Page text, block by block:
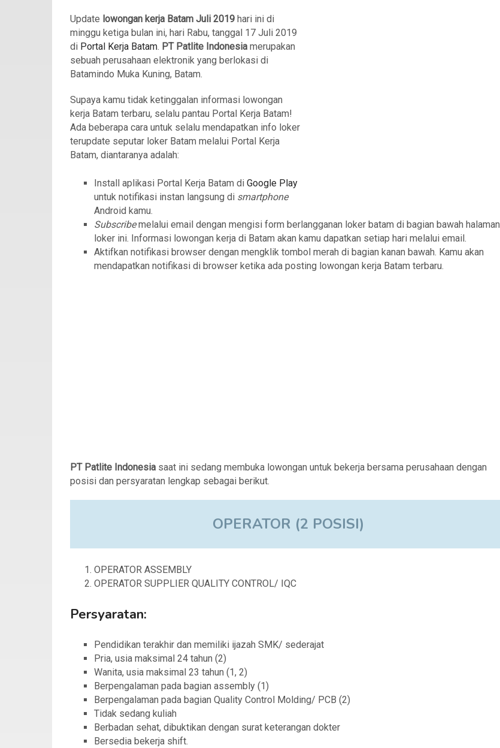
Update lowongan kerja Batam Juli 2019 hari ini di
minggu ketiga bulan ini, hari Rabu, tanggal 17 Juli 2019
di Portal Kerja Batam. PT Patlite Indonesia merupakan
sebuah perusahaan elektronik yang berlokasi di
Batamindo Muka Kuning, Batam.
Supaya kamu tidak ketinggalan informasi lowongan
kerja Batam terbaru, selalu pantau Portal Kerja Batam!
Ada beberapa cara untuk selalu mendapatkan info loker
terupdate seputar loker Batam melalui Portal Kerja
Batam, diantaranya adalah:
Install aplikasi Portal Kerja Batam di Google Play
untuk notifikasi instan langsung di smartphone
Android kamu.
Subscribemelalui email dengan mengisi form berlangganan loker batam di bagian bawah halaman
loker ini. Informasi lowongan kerja di Batam akan kamu dapatkan setiap hari melalui email.
Aktifkan notifikasi browser dengan mengklik tombol merah di bagian kanan bawah. Kamu akan
mendapatkan notifikasi di browser ketika ada posting lowongan kerja Batam terbaru.
PT Patlite Indonesia saat ini sedang membuka lowongan untuk bekerja bersama perusahaan dengan
posisi dan persyaratan lengkap sebagai berikut.
OPERATOR (2 POSISI)
OPERATOR ASSEMBLY
OPERATOR SUPPLIER QUALITY CONTROL/ IQC
Persyaratan:
Pendidikan terakhir dan memiliki ijazah SMK/ sederajat
Pria, usia maksimal 24 tahun (2)
Wanita, usia maksimal 23 tahun (1, 2)
Berpengalaman pada bagian assembly (1)
Berpengalaman pada bagian Quality Control Molding/ PCB (2)
Tidak sedang kuliah
Berbadan sehat, dibuktikan dengan surat keterangan dokter
Bersedia bekerja shift.